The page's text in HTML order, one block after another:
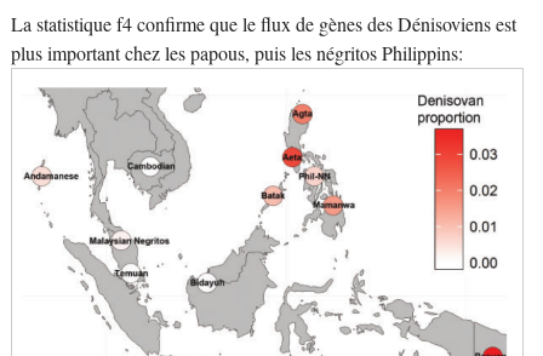
La statistique f4 confirme que le flux de gènes des Dénisoviens est
plus important chez les papous, puis les négritos Philippins: